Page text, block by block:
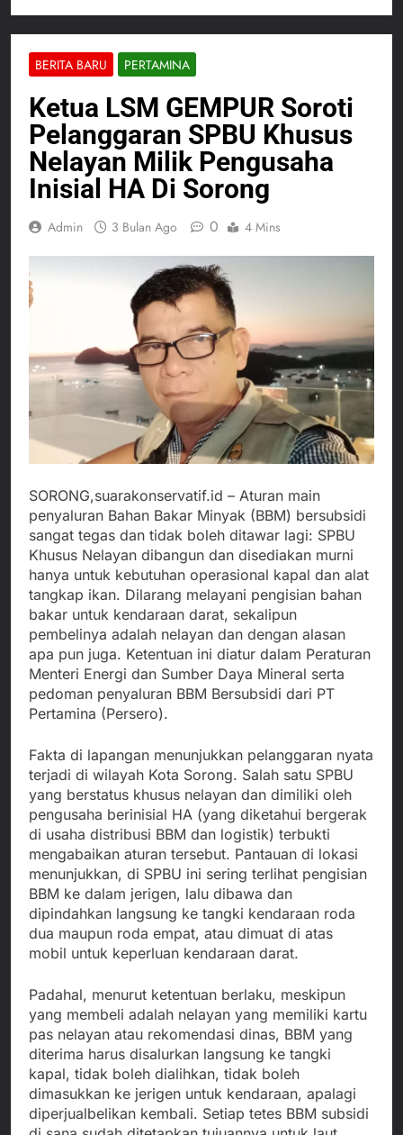
BERITA BARU PERTAMINA
Ketua LSM GEMPUR Soroti
Pelanggaran SPBU Khusus
Nelayan Milik Pengusaha
Inisial HA Di Sorong
Admin 3 Bulan Ago 0 4 Mins
SORONG,suarakonservatif.id – Aturan main
penyaluran Bahan Bakar Minyak (BBM) bersubsidi
sangat tegas dan tidak boleh ditawar lagi: SPBU
Khusus Nelayan dibangun dan disediakan murni
hanya untuk kebutuhan operasional kapal dan alat
tangkap ikan. Dilarang melayani pengisian bahan
bakar untuk kendaraan darat, sekalipun
pembelinya adalah nelayan dan dengan alasan
apa pun juga. Ketentuan ini diatur dalam Peraturan
Menteri Energi dan Sumber Daya Mineral serta
pedoman penyaluran BBM Bersubsidi dari PT
Pertamina (Persero).
Fakta di lapangan menunjukkan pelanggaran nyata
terjadi di wilayah Kota Sorong. Salah satu SPBU
yang berstatus khusus nelayan dan dimiliki oleh
pengusaha berinisial HA (yang diketahui bergerak
di usaha distribusi BBM dan logistik) terbukti
mengabaikan aturan tersebut. Pantauan di lokasi
menunjukkan, di SPBU ini sering terlihat pengisian
BBM ke dalam jerigen, lalu dibawa dan
dipindahkan langsung ke tangki kendaraan roda
dua maupun roda empat, atau dimuat di atas
mobil untuk keperluan kendaraan darat.
Padahal, menurut ketentuan berlaku, meskipun
yang membeli adalah nelayan yang memiliki kartu
pas nelayan atau rekomendasi dinas, BBM yang
diterima harus disalurkan langsung ke tangki
kapal, tidak boleh dialihkan, tidak boleh
dimasukkan ke jerigen untuk kendaraan, apalagi
diperjualbelikan kembali. Setiap tetes BBM subsidi